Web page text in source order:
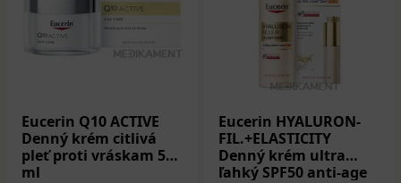
Eucerin Q10 ACTIVE
Denný krém citlivá
pleť proti vráskam 50
ml
Eucerin HYALURON-
FIL.+ELASTICITY
Denný krém ultra
ľahký SPF50 anti-age